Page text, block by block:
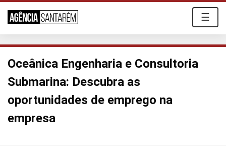
☰
Oceânica Engenharia e Consultoria
Submarina: Descubra as
oportunidades de emprego na
empresa